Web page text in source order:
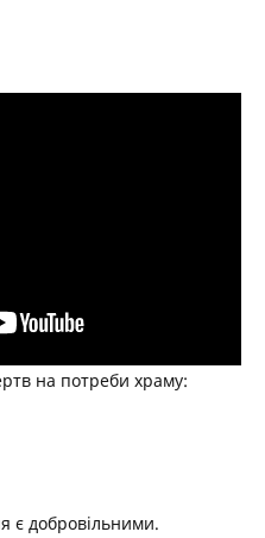
на потреби храму:
є добровільними.